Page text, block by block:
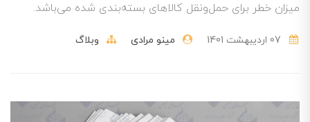
میزان خطر برای حمل‌و‌نقل کالاهای بسته‌بندی شده می‌باشد.
مینو مرادی وبلاگ